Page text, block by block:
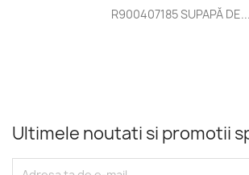
R900407185 SUPAPĂ DE...
Ultimele noutati si promotii